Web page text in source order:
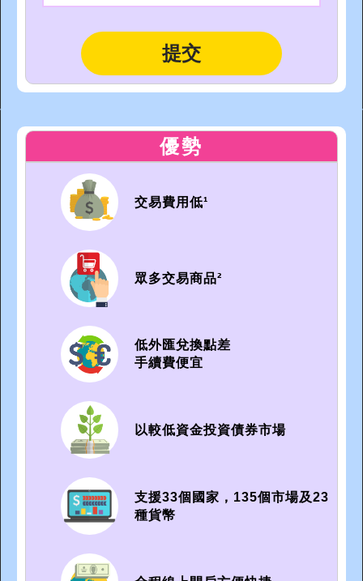
優勢
交易費用低¹
眾多交易商品²
低外匯兌換點差
手續費便宜
以較低資金投資債券市場
支援33個國家，135個市場及23
種貨幣